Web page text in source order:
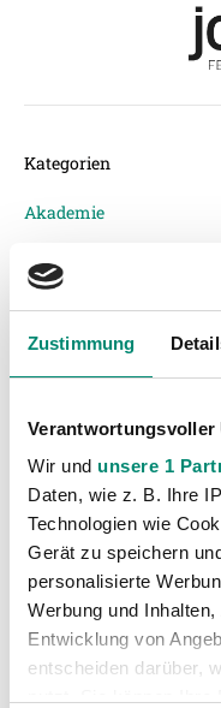
Zustimmung
Verantwortungsvoller
Wir und unsere 1
Daten, wie z. B. Ihre
Technologien wie
Gerät zu speichern
personalisierte
Werbung und
Entwicklung von
entscheiden darüber,
Kategorien
Akademie
Damen
Ticketing
Unkategorisiert
VORIGER